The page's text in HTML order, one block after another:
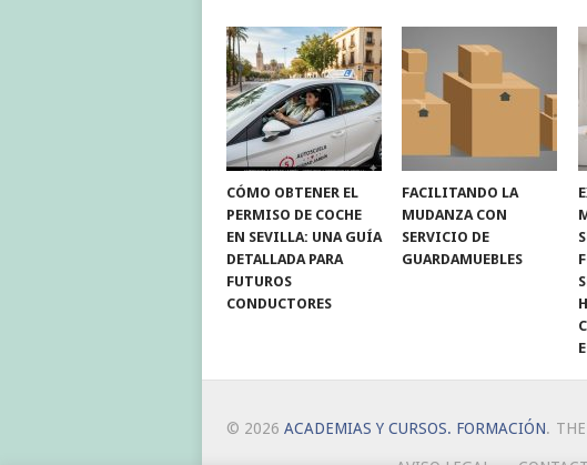
CÓMO OBTENER EL
PERMISO DE COCHE
EN SEVILLA: UNA GUÍA
DETALLADA PARA
FUTUROS
CONDUCTORES
FACILITANDO LA
MUDANZA CON
SERVICIO DE
GUARDAMUEBLES
© 2026 ACADEMIAS Y CURSOS. FORMACIÓN.